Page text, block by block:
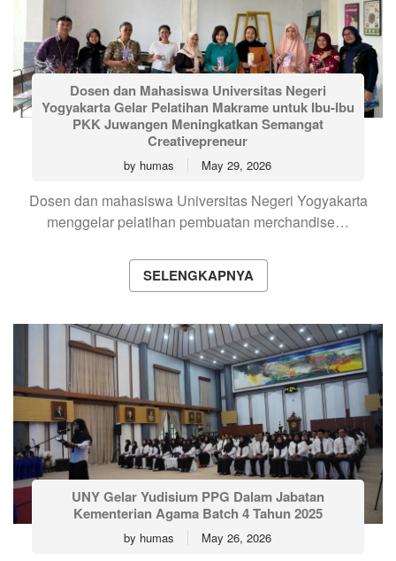
Dosen dan Mahasiswa Universitas Negeri
Yogyakarta Gelar Pelatihan Makrame untuk Ibu-Ibu
PKK Juwangen Meningkatkan Semangat
Creativepreneur
by humas May 29, 2026
Dosen dan mahasiswa Universitas Negeri Yogyakarta
menggelar pelatihan pembuatan merchandise…
SELENGKAPNYA
UNY Gelar Yudisium PPG Dalam Jabatan
Kementerian Agama Batch 4 Tahun 2025
by humas May 26, 2026